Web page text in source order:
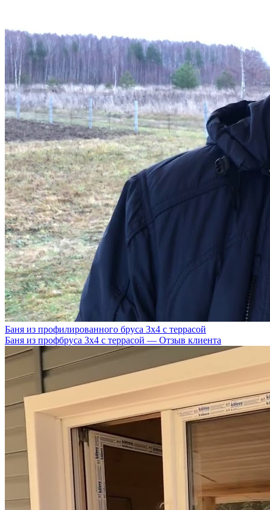
Баня из профилированного бруса 3х4 с террасой
Баня из профбруса 3х4 с террасой — Отзыв клиента